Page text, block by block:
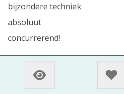
bijzondere techniek
absoluut
concurrerend!
TERUG